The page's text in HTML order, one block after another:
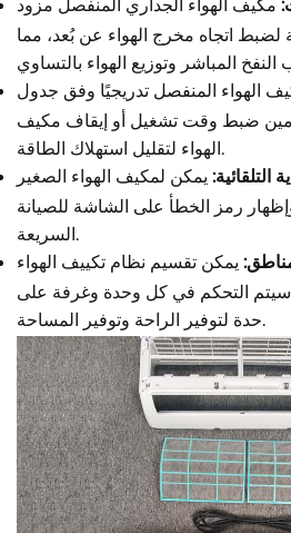
مكيف الهواء الجداري المنفصل مزود
لضبط اتجاه مخرج الهواء عن بُعد، مما
الهواء المنفصل تدريجيًا وفق جدول
ضبط وقت تشغيل أو إيقاف مكيف
الهواء لتقليل استهلاك الطاقة.
يمكن لمكيف الهواء الصغير
رمز الخطأ على الشاشة للصيانة
السريعة.
يمكن تقسيم نظام تكييف الهواء
التحكم في كل وحدة وغرفة على
حدة لتوفير الراحة وتوفير المساحة.